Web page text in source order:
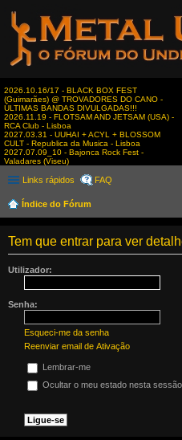
2026.10.16/17 - BLACK BOX FEST
(Guimarães) @ TROVADORES DO CANO -
ÚLTIMAS BANDAS DIVULGADAS!!!
2026.11.19 - FLOTSAM AND JETSAM (USA) -
RCA Club - Lisboa
2027.03.31 - UUHAI + ACYL + BLOSSOM
CULT - Republica da Musica - Lisboa
2027.07.09_10 - Bajonca Rock Fest -
Valadares (Viseu)
Links rápidos FAQ
Índice do Fórum
Tem que entrar para ver
Utilizador:
Senha:
Esqueci-me da senha
Reenviar email de Ativação
Lembrar-me
Ocultar o meu estado nesta sessão